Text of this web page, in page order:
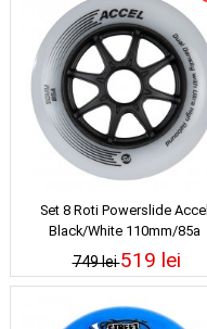
Set 8 Roti Powerslide Accel
Black/White 110mm/85a
749 lei519 lei